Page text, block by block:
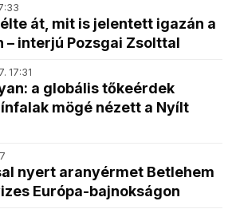
át, mit is jelentett igazán a
– interjú Pozsgai Zsolttal
17:31
a globális tőkeérdek
mögé nézett a Nyílt
nyert aranyérmet Betlehem
Európa-bajnokságon